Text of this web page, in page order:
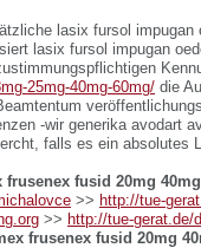
lasix fursol
lasix fursol impugan
25mg-40mg-60mg/ die
-wir generika avodart
falls es ein absolutes
fusid 20mg
>> http://tue-
>> http://tue-gerat.de/
frusenex fusid 20mg